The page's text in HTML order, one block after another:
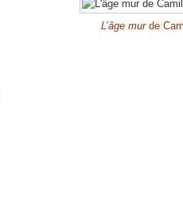
L’âge murde